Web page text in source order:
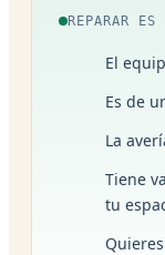
REPARAR ES
El
Es de
La
Tiene
tu